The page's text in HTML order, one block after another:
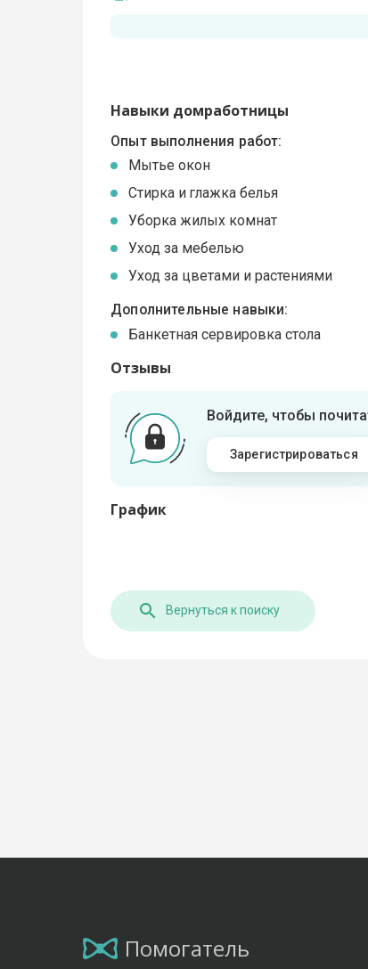
Навыки домработницы
Опыт выполнения работ:
Мытье окон
Стирка и глажка белья
Уборка жилых комнат
Уход за мебелью
Уход за цветами и растениями
Дополнительные навыки:
Банкетная сервировка стола
Отзывы
Войдите, чтобы
Зарегистрироваться
График
Вернуться к поиску
Помогатель